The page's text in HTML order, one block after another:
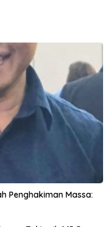
Penghakiman Massa: